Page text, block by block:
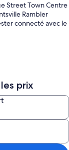
Street Town Centre
Rambler
connecté avec le
personnalisé et
système de
prix